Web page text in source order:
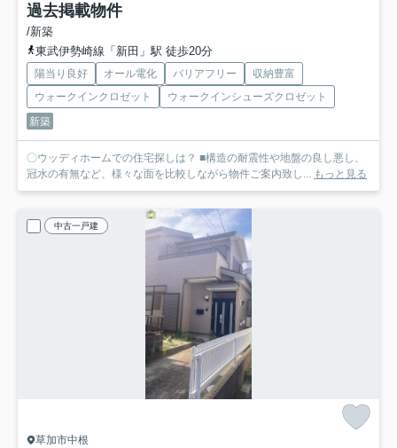
過去掲載物件
/新築
東武伊勢崎線「新田」駅 徒歩20分
陽当り良好 オール電化 バリアフリー
収納豊富
ウォークインクロゼット
ウォークインシューズクロゼット
新築
〇ウッディホームでの住宅探しは？ ■構造の耐震性や地盤の良し悪し、
冠水の有無など、様々な面を比較しながら物件ご案内致し...
もっと見る
中古一戸建
草加市中根